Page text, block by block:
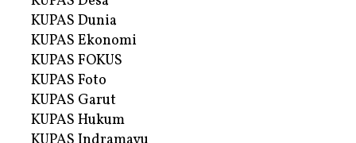
KUPAS Dunia
KUPAS Ekonomi
KUPAS FOKUS
KUPAS Foto
KUPAS Garut
KUPAS Hukum